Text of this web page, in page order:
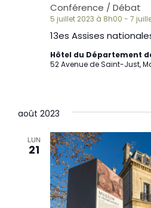
Conférence / Débat
13es Assises
5 juillet 2023 à 8h00 - 7
Hôtel du Département
52 Avenue de Saint-Just,
août 2023
LUN
21